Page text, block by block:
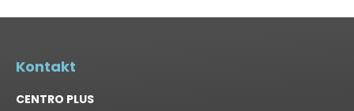
Kontakt
CENTRO PLUS